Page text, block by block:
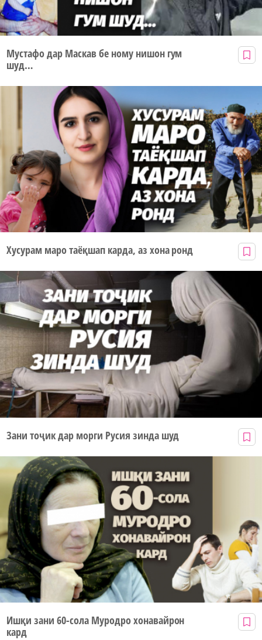
Мустафо дар Маскав бе ному нишон гум
шуд…
Хусурам маро таёқшап карда, аз хона ронд
Зани тоҷик дар морги Русия зинда шуд
Ишқи зани 60-сола Муродро хонавайрон
кард